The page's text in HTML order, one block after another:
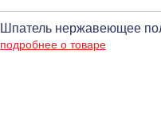
Шпатель нержавеющее
подробнее о товаре